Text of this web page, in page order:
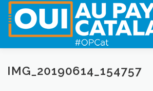
ACCUEIL INFOS DANS LA PRESSE
IMG_20190614_154757